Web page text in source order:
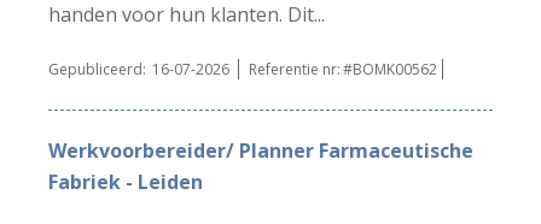
handen voor hun klanten. Dit...
Gepubliceerd: 16-07-2026 Referentie nr:#BOMK00562
Werkvoorbereider/ Planner Farmaceutische
Fabriek - Leiden